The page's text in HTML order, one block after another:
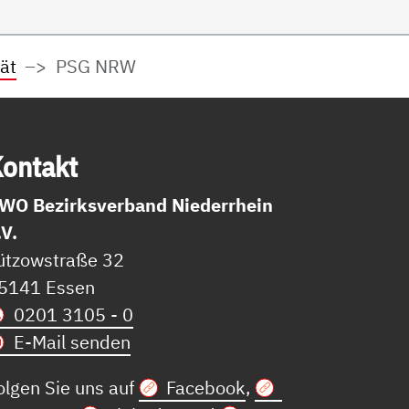
PSG NRW
Bezirksverband Niederrhein
32
Essen
0201 3105 - 0
E-Mail senden
Sie uns auf
Facebook,